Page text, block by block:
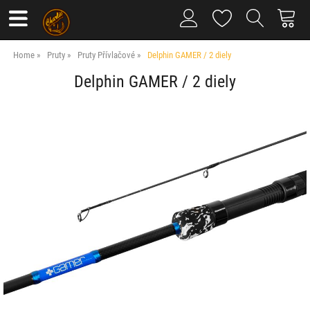
Home Pruty Pruty Přívlačové Delphin GAMER / 2 diely
Delphin GAMER / 2 diely